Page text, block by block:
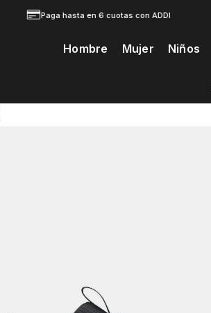
Paga hasta en 6 cuotas con ADDI
Hombre Mujer Niños